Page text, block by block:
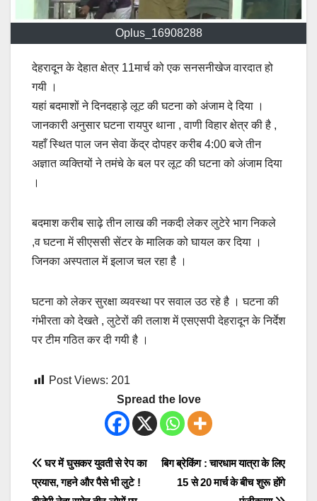
Oplus_16908288
देहरादून के देहात क्षेत्र 11मार्च को एक सनसनीखेज वारदात हो
गयी ।
यहां बदमाशों ने दिनदहाड़े लूट की घटना को अंजाम दे दिया ।
जानकारी अनुसार घटना रायपुर थाना , वाणी विहार क्षेत्र की है ,
यहाँ स्थित पाल जन सेवा केंद्र दोपहर करीब 4:00 बजे तीन
अज्ञात व्यक्तियों ने तमंचे के बल पर लूट की घटना को अंजाम दिया
।
बदमाश करीब साढ़े तीन लाख की नकदी लेकर लुटेरे भाग निकले
,व घटना में सीएससी सेंटर के मालिक को घायल कर दिया ।
जिनका अस्पताल में इलाज चल रहा है ।
घटना को लेकर सुरक्षा व्यवस्था पर सवाल उठ रहे है । घटना की
गंभीरता को देखते , लुटेरों की तलाश में एसएसपी देहरादून के निर्देश
पर टीम गठित कर दी गयी है ।
Post Views: 201
Spread the love
Post
बिग ब्रेकिंग : चारधाम यात्रा के लिए
15 से 20 मार्च के बीच शुरू होंगे
घर में घुसकर युवती से रेप का
प्रयास, गहने और पैसे भी लुटे !